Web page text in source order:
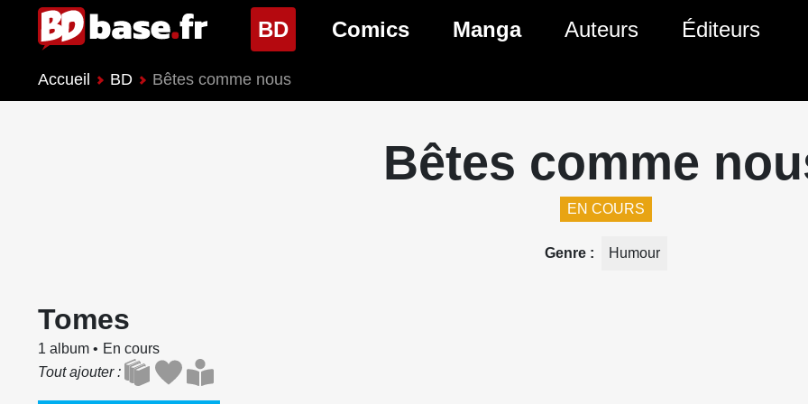
BD(page courante)
Nouveautés BD
Comics
Genres Comics
Manga
Genres Manga
Auteurs Éditeurs
Accueil BD Bêtes comme nous
Bêtes comme
EN COURS
Genre Humour
Tomes
1 album
En cours
Tout ajouter